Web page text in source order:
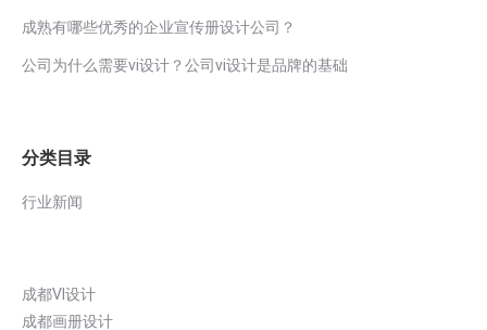
成熟有哪些优秀的企业宣传册设计公司？
公司为什么需要vi设计？公司vi设计是品牌的基础
分类目录
行业新闻
成都VI设计
成都画册设计